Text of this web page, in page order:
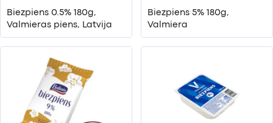
Biezpiens 0.5% 180g,
Valmieras piens, Latvija
Biezpiens 5% 180g,
Valmiera